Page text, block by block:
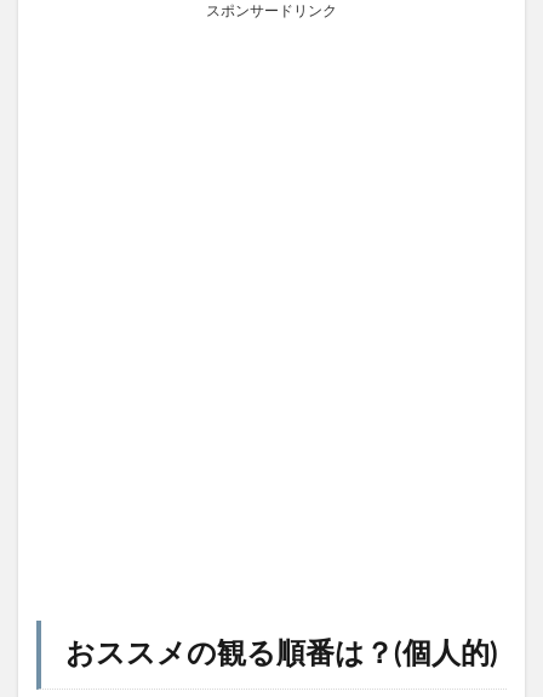
スポンサードリンク
おススメの観る順番は？(個人的)